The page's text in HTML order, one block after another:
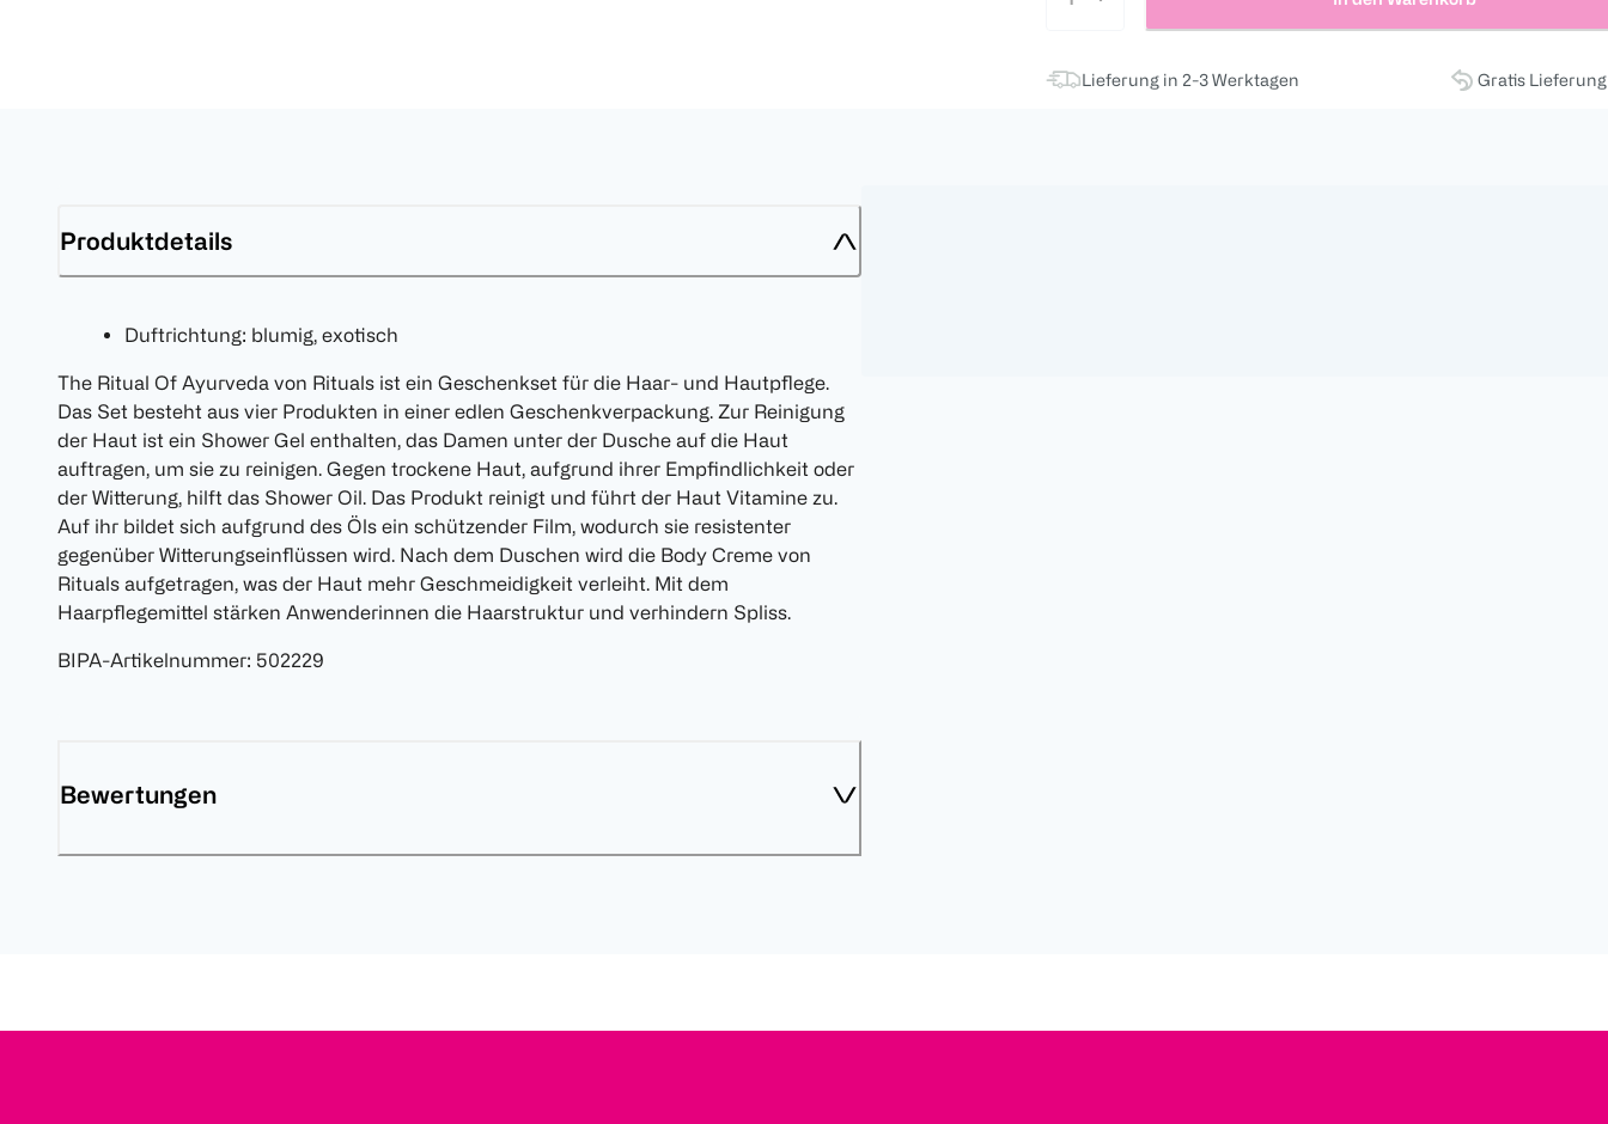
Lieferung in 2-3 Werktagen Gratis
Produktdetails
Duftrichtung: blumig, exotisch
The Ritual Of Ayurveda von Rituals ist ein Geschenkset für die Haar- und Hautpflege.
Das Set besteht aus vier Produkten in einer edlen Geschenkverpackung. Zur Reinigung
der Haut ist ein Shower Gel enthalten, das Damen unter der Dusche auf die Haut
auftragen, um sie zu reinigen. Gegen trockene Haut, aufgrund ihrer Empfindlichkeit oder
der Witterung, hilft das Shower Oil. Das Produkt reinigt und führt der Haut Vitamine zu.
Auf ihr bildet sich aufgrund des Öls ein schützender Film, wodurch sie resistenter
gegenüber Witterungseinflüssen wird. Nach dem Duschen wird die Body Creme von
Rituals aufgetragen, was der Haut mehr Geschmeidigkeit verleiht. Mit dem
Haarpflegemittel stärken Anwenderinnen die Haarstruktur und verhindern Spliss.
BIPA-Artikelnummer: 502229
Bewertungen